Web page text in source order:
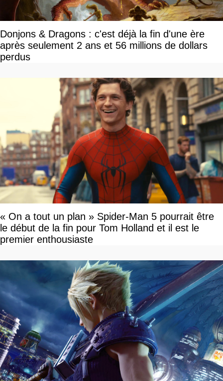
Donjons & Dragons : c'est déjà la fin d'une ère
après seulement 2 ans et 56 millions de dollars
perdus
« On a tout un plan » Spider-Man 5 pourrait être
le début de la fin pour Tom Holland et il est le
premier enthousiaste